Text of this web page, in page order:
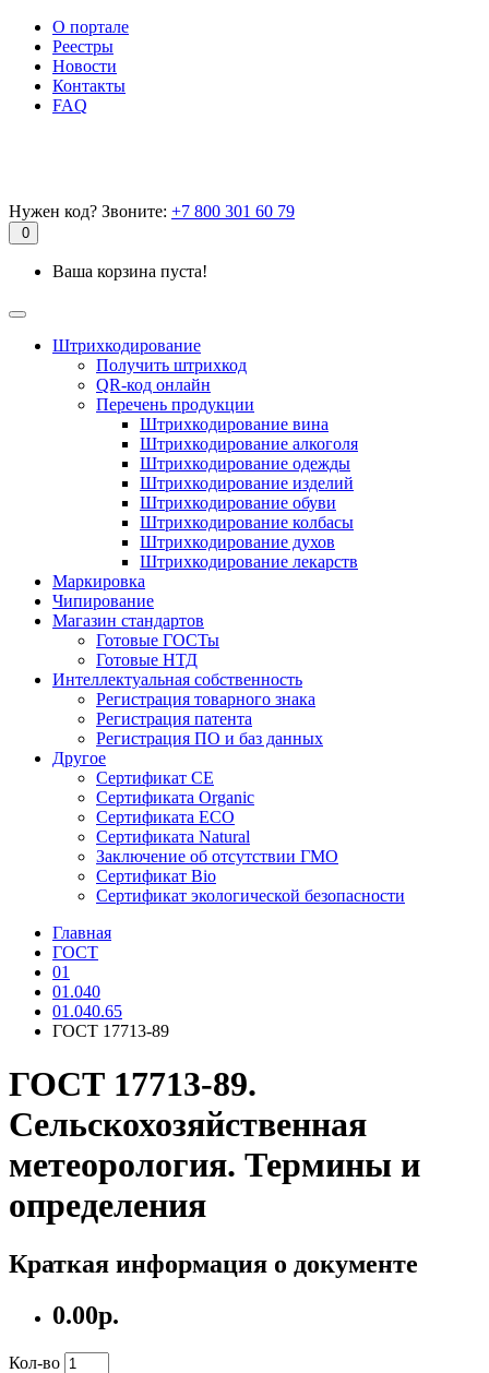
О портале
Реестры
Новости
Контакты
FAQ
Нужен код? Звоните: +7 800 301 60 79
0
Ваша корзина пуста!
Штрихкодирование
Получить штрихкод
QR-код онлайн
Перечень продукции
Штрихкодирование вина
Штрихкодирование алкоголя
Штрихкодирование одежды
Штрихкодирование изделий
Штрихкодирование обуви
Штрихкодирование колбасы
Штрихкодирование духов
Штрихкодирование лекарств
Маркировка
Чипирование
Магазин стандартов
Готовые ГОСТы
Готовые НТД
Интеллектуальная собственность
Регистрация товарного знака
Регистрация патента
Регистрация ПО и баз данных
Другое
Сертификат СЕ
Сертификата Organic
Сертификата ECO
Сертификата Natural
Заключение об отсутствии ГМО
Сертификат Bio
Сертификат экологической безопасности
Главная
ГОСТ
01
01.040
01.040.65
ГОСТ 17713-89
ГОСТ 17713-89.
Сельскохозяйственная
метеорология. Термины и
определения
Краткая информация о документе
0.00р.
Кол-во